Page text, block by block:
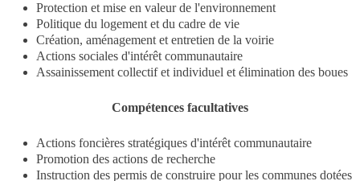
Protection et mise en valeur de l'environnement
Politique du logement et du cadre de vie
Création, aménagement et entretien de la voirie
Actions sociales d'intérêt communautaire
Assainissement collectif et individuel et élimination des boues
Compétences facultatives
Actions foncières stratégiques d'intérêt communautaire
Promotion des actions de recherche
Instruction des permis de construire pour les communes dotées